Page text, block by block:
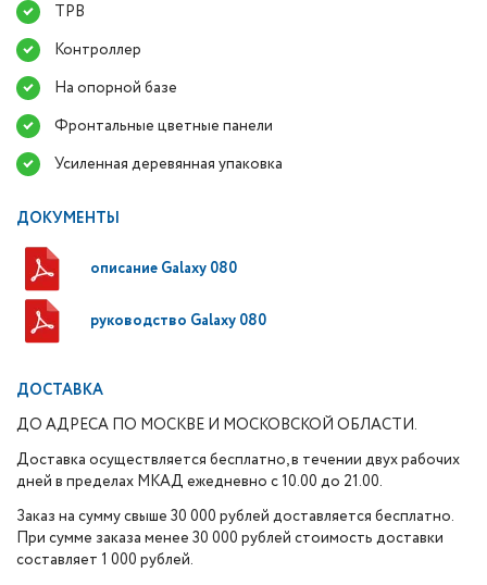
ТРВ
Контроллер
На опорной базе
Фронтальные цветные панели
Усиленная деревянная упаковка
ДОКУМЕНТЫ
описание Galaxy 080
руководство Galaxy 080
ДОСТАВКА
ДО АДРЕСА ПО МОСКВЕ И МОСКОВСКОЙ ОБЛАСТИ.
Доставка осуществляется бесплатно, в течении двух рабочих
дней в пределах МКАД ежедневно с 10.00 до 21.00.
Заказ на сумму свыше 30 000 рублей доставляется бесплатно.
При сумме заказа менее 30 000 рублей стоимость доставки
составляет 1 000 рублей.